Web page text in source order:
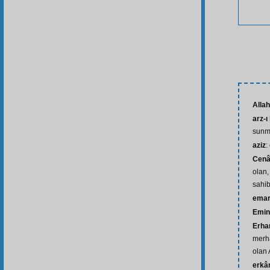
arz-
aziz:
olan,
Emin
olan